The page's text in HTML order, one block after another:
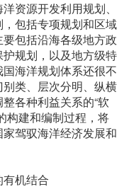
资源开发利用规划、
包括专项规划和区域
包括沿海各级地方政
规划，以及地方级特
海洋规划体系还很不
类、层次分明、纵横
各种利益关系的“软
构建和编制过程，将
驾驭海洋经济发展和
有机结合